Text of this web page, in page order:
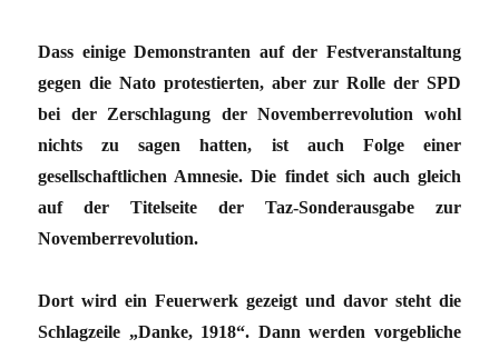
Dass einige Demonstranten auf der Festveranstaltung
gegen die Nato protestierten, aber zur Rolle der SPD
bei der Zerschlagung der Novemberrevolution wohl
nichts zu sagen hatten, ist auch Folge einer
gesellschaftlichen Amnesie. Die findet sich auch gleich
auf der Titelseite der Taz-Sonderausgabe zur
Novemberrevolution.
Dort wird ein Feuerwerk gezeigt und davor steht die
Schlagzeile „Danke, 1918“. Dann werden vorgebliche